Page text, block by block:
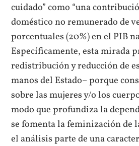
cuidado” como “una
doméstico no remunerado de
porcentuales (20%) en el PIB
Específicamente, esta mirada
redistribución y reducción de
manos del Estado– porque
sobre las mujeres y/o los
modo que profundiza la
se fomenta la feminización de
el análisis parte de una